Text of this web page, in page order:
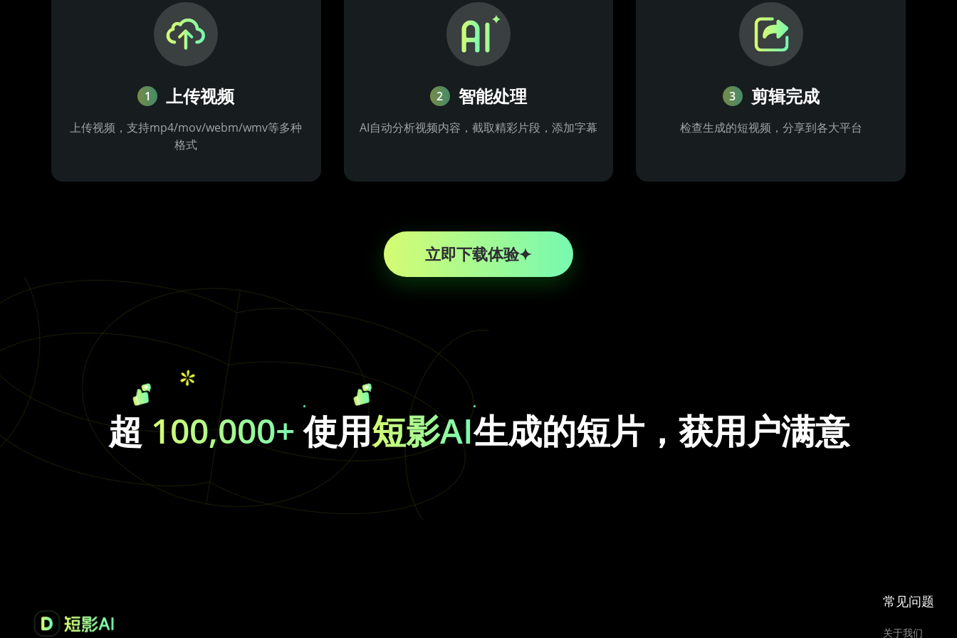
1 上传视频
上传视频，支持mp4/mov/webm/wmv等多种
格式
2 智能处理
AI自动分析视频内容，截取精彩片段，添加字幕
3 剪辑完成
检查生成的短视频，分享到各大平台
立即下载体验
超 100,000+使用短影AI生成的短片，获用户满意
常见问题
关于我们